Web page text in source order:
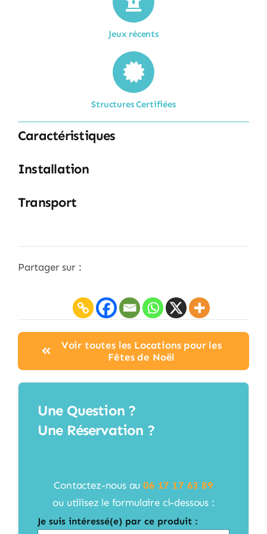
Jeux récents
Structures Certifiées
Caractéristiques
Installation
Transport
Partager sur :
Voir toutes les Locations pour les
Fêtes de Noël
Une Question ?
Une Réservation ?
Contactez-nous au06 17 17 63 89
ou utilisez le formulaire ci-dessous :
Je suis intéressé(e) par ce produit :